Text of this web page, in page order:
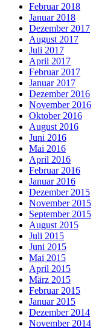
Februar 2018
Januar 2018
Dezember 2017
August 2017
Juli 2017
April 2017
Februar 2017
Januar 2017
Dezember 2016
November 2016
Oktober 2016
August 2016
Juni 2016
Mai 2016
April 2016
Februar 2016
Januar 2016
Dezember 2015
November 2015
September 2015
August 2015
Juli 2015
Juni 2015
Mai 2015
April 2015
März 2015
Februar 2015
Januar 2015
Dezember 2014
November 2014